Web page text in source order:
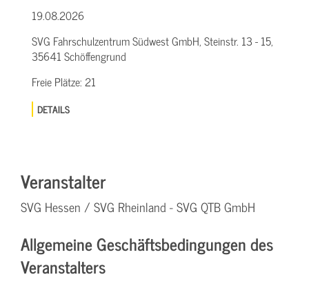
19.08.2026
SVG Fahrschulzentrum Südwest GmbH, Steinstr. 13 - 15,
35641 Schöffengrund
Freie Plätze:21
DETAILS
Veranstalter
SVG Hessen / SVG Rheinland - SVG QTB GmbH
Allgemeine Geschäftsbedingungen des
Veranstalters